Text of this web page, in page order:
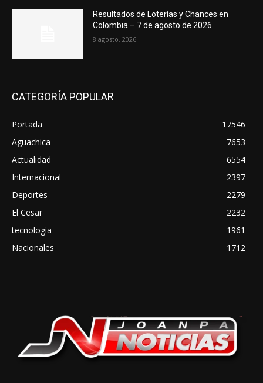
Resultados de Loterías y Chances en
Colombia – 7 de agosto de 2026
8 agosto, 2026
CATEGORÍA POPULAR
Portada
17546
Aguachica
7653
Actualidad
6554
Internacional
2397
Deportes
2279
El Cesar
2232
tecnologia
1961
Nacionales
1712